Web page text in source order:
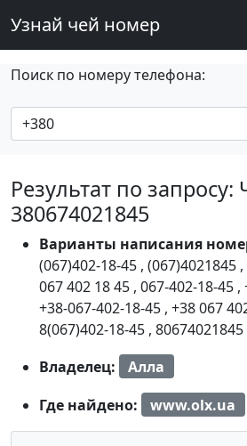
Узнай чей номер
Поиск по номеру телефона:
Результат по
380674021845
Варианты написания
(067)402-18-45 , (067)4021845 ,
067 402 18 45 , 067-402-18-45 ,
+38-067-402-18-45 , +38 067
8(067)402-18-45 , 80674021845
Владелец:
Алла
Где найдено:
www.olx.ua